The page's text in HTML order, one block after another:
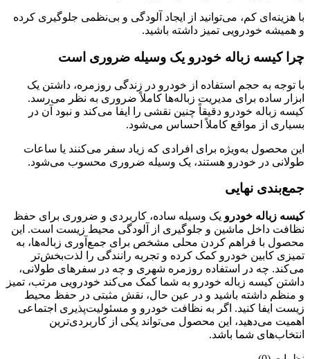
با هزینه‌ای کم، می‌توانید از ایجاد آلودگی و بی‌نظمی جلوگیری کرده
و همیشه خودرویی تمیز داشته باشید.
چرا کیسه زباله خودرو یک وسیله ضروری است
با توجه به حجم استفاده از خودرو در زندگی روزمره، داشتن یک
ابزار ساده برای مدیریت زباله‌ها کاملاً ضروری به نظر می‌رسد.
کیسه زباله خودرو دقیقاً چنین نقشی را ایفا می‌کند و نبود آن در
بسیاری از مواقع کاملاً احساس می‌شود.
این محصول به‌ویژه برای افرادی که زیاد سفر می‌کنند یا ساعات
طولانی در خودرو هستند، یک وسیله ضروری محسوب می‌شود.
جمع‌بندی نهایی
کیسه زباله خودرو یک وسیله ساده، کاربردی و ضروری برای حفظ
نظافت داخل ماشین و جلوگیری از آلودگی محیط زیست است. این
محصول با فراهم کردن محلی مشخص برای جمع‌آوری زباله‌ها، به
تمیزی کابین خودرو کمک کرده و تجربه رانندگی را لذت‌بخش‌تر
می‌کند. چه در استفاده روزمره شهری و چه در سفرهای طولانی،
داشتن کیسه زباله خودرو به شما کمک می‌کند خودرویی مرتب، تمیز
و منظم داشته باشید و در عین حال، نقش مثبتی در حفظ محیط
زیست ایفا کنید. اگر به نظافت خودرو و مسئولیت‌پذیری اجتماعی
اهمیت می‌دهید، این محصول می‌تواند یکی از کاربردی‌ترین
انتخاب‌های شما باشد.